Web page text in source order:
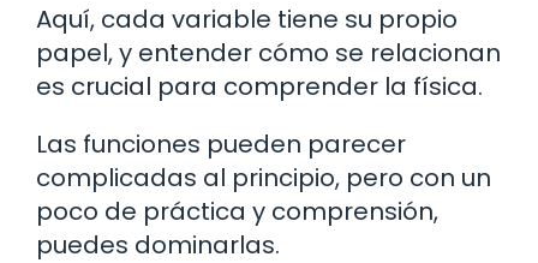
Aquí, cada variable tiene su propio
papel, y entender cómo se relacionan
es crucial para comprender la física.
Las funciones pueden parecer
complicadas al principio, pero con un
poco de práctica y comprensión,
puedes dominarlas.